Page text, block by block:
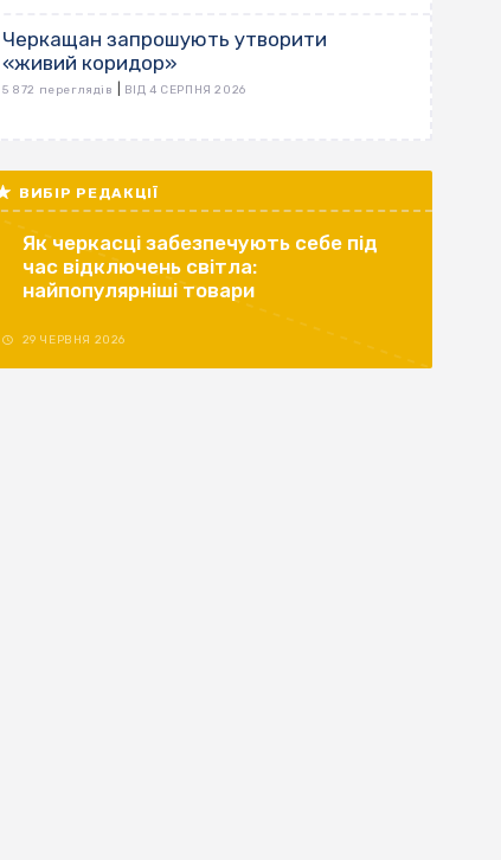
Черкащан запрошують утворити
«живий коридор»
5 872 переглядів ВІД 4 СЕРПНЯ 2026
ВИБІР РЕДАКЦІЇ
Як черкасці забезпечують себе під
час відключень світла:
найпопулярніші товари
29 ЧЕРВНЯ 2026